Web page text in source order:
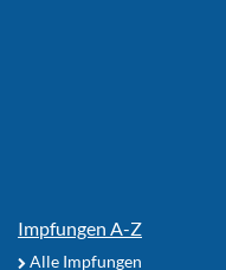
Impfungen A-Z
Alle Impfungen